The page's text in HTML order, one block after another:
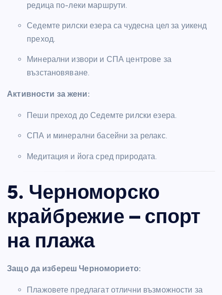
редица по-леки маршрути.
Седемте рилски езера са чудесна цел за уикенд
преход.
Минерални извори и СПА центрове за
възстановяване.
Активности за жени:
Пеши преход до Седемте рилски езера.
СПА и минерални басейни за релакс.
Медитация и йога сред природата.
5. Черноморско
крайбрежие – спорт
на плажа
Защо да избереш Черноморието:
Плажовете предлагат отлични възможности за